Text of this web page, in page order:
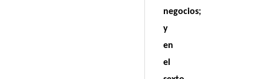
negocios;
y
en
el